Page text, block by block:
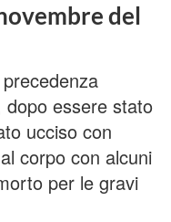
del
essere stato
ucciso con
corpo con alcuni
per le gravi